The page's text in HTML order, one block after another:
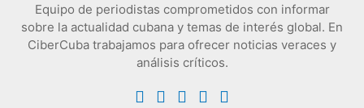
Equipo de periodistas comprometidos con informar
sobre la actualidad cubana y temas de interés global. En
CiberCuba trabajamos para ofrecer noticias veraces y
análisis críticos.